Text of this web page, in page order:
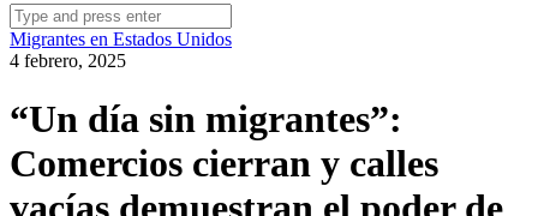
Search
for:
Migrantes en Estados Unidos
4 febrero, 2025
“Un día sin migrantes”:
Comercios cierran y calles